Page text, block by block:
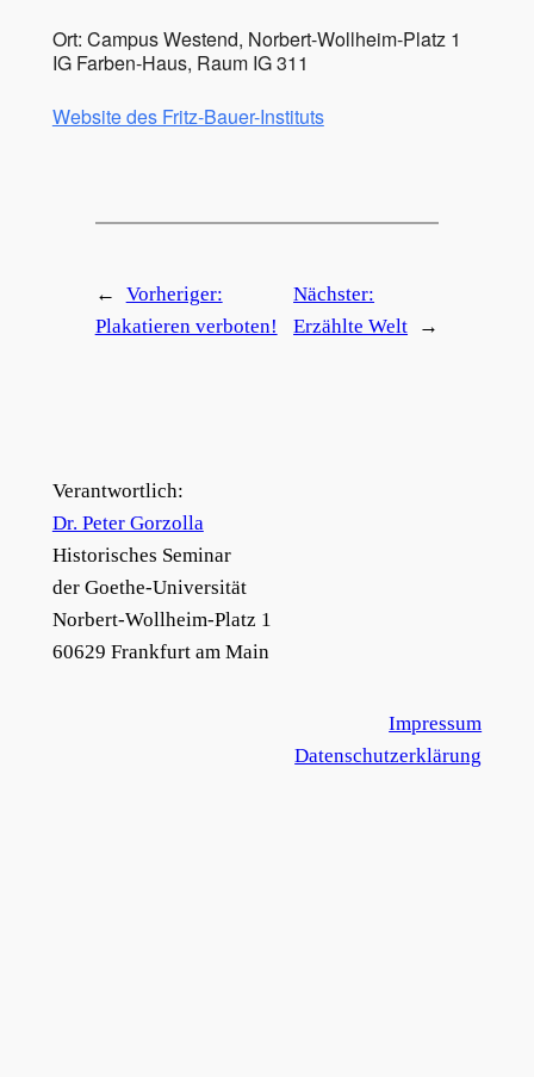
Ort: Campus Westend, Norbert-Wollheim-Platz 1
IG Farben-Haus, Raum IG 311
Website des Fritz-Bauer-Instituts
←
Vorheriger:
Plakatieren verboten!
Nächster:
Erzählte Welt
→
Verantwortlich:
Dr. Peter Gorzolla
Historisches Seminar
der Goethe-Universität
Norbert-Wollheim-Platz 1
60629 Frankfurt am Main
Impressum
Datenschutzerklärung